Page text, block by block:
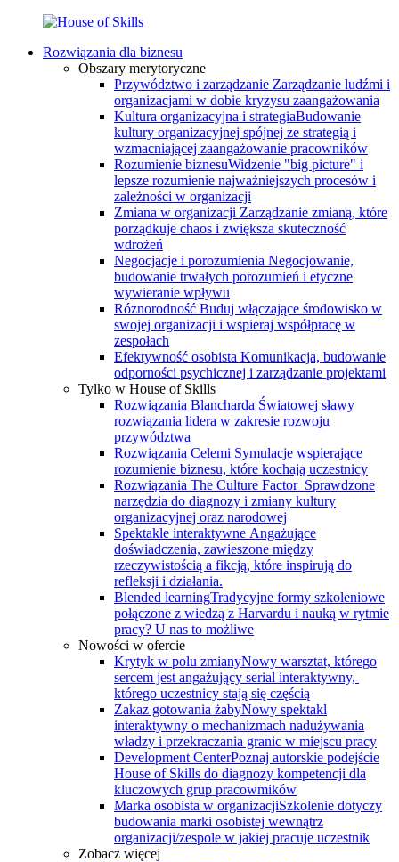
Rozwiązania dla biznesu
Obszary merytoryczne
Przywództwo i zarządzanie Zarządzanie ludźmi i
organizacjami w dobie kryzysu zaangażowania
Kultura organizacyjna i strategiaBudowanie
kultury organizacyjnej spójnej ze strategią i
wzmacniającej zaangażowanie pracowników
Rozumienie biznesuWidzenie "big picture" i
lepsze rozumienie najważniejszych procesów i
zależności w organizacji
Zmiana w organizacji Zarządzanie zmianą, które
porządkuje chaos i zwiększa skuteczność
wdrożeń
Negocjacje i porozumienia Negocjowanie,
budowanie trwałych porozumień i etyczne
wywieranie wpływu
Różnorodność Buduj włączające środowisko w
swojej organizacji i wspieraj współpracę w
zespołach
Efektywność osobista Komunikacja, budowanie
odporności psychicznej i zarządzanie projektami
Tylko w House of Skills
Rozwiązania Blancharda Światowej sławy
rozwiązania lidera w zakresie rozwoju
przywództwa
Rozwiązania Celemi Symulacje wspierające
rozumienie biznesu, które kochają uczestnicy
Rozwiązania The Culture Factor Sprawdzone
narzędzia do diagnozy i zmiany kultury
organizacyjnej oraz narodowej
Spektakle interaktywne Angażujące
doświadczenia, zawieszone między
rzeczywistością a fikcją, które inspirują do
refleksji i działania.
Blended learningTradycyjne formy szkoleniowe
połączone z wiedzą z Harvardu i nauką w rytmie
pracy? U nas to możliwe
Nowości w ofercie
Krytyk w polu zmianyNowy warsztat, którego
sercem jest angażujący serial interaktywny, ​
którego uczestnicy stają się częścią
Zakaz gotowania żabyNowy spektakl
interaktywny o mechanizmach nadużywania
władzy i przekraczania granic w miejscu pracy
Development CenterPoznaj autorskie podejście
House of Skills do diagnozy kompetencji dla
kluczowych grup pracowmików
Marka osobista w organizacjiSzkolenie dotyczy
budowania marki osobistej wewnątrz
organizacji/zespole w jakiej pracuje uczestnik
Zobacz więcej